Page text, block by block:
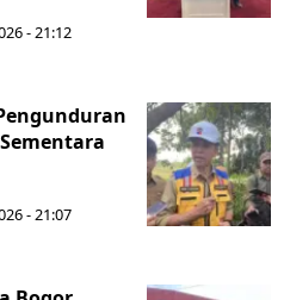
- 21:12
- 21:07